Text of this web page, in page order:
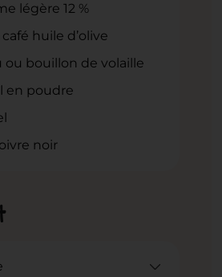
légère 12 %
huile d’olive
ou bouillon de volaille
en poudre
noir